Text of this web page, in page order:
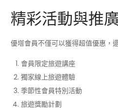
精彩活動與推
優塔會員不僅可以獲得超值優惠，
會員限定旅遊講座
獨家線上旅遊體驗
季節性會員特別活動
旅遊獎勵計劃